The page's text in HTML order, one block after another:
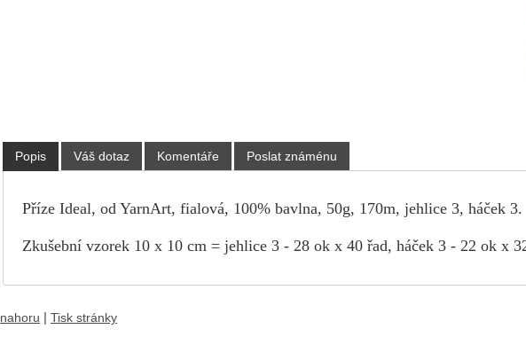
Popis Váš dotaz Komentáře Poslat známénu
Příze Ideal, od YarnArt, fialová, 100% bavlna, 50g, 170m, jehlice 3, háček 3.
Zkušební vzorek 10 x 10 cm = jehlice 3 - 28 ok x 40 řad, háček 3 - 22 ok x
nahoru Tisk stránky